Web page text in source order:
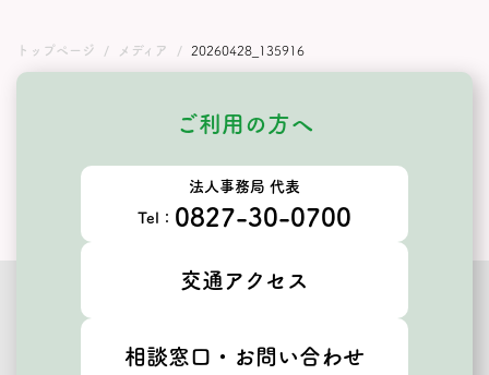
トップページ メディア 20260428_135916
ご利用の方へ
法人事務局 代表
Tel： 0827-30-0700
交通アクセス
相談窓口・お問い合わせ